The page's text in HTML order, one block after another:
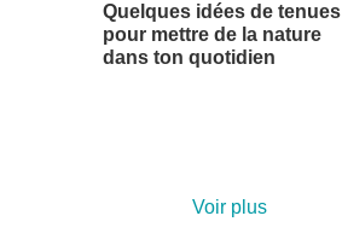
Quelques idées de tenues
pour mettre de la nature
dans ton quotidien
Voir plus